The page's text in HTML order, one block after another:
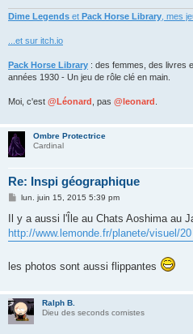
Dime Legends et Pack Horse Library , mes
...et sur itch.io
Pack Horse Library : des femmes, des livres
années 1930 - Un jeu de rôle clé en main.
Moi, c'est @Léonard , pas @leonard
Ombre Protectrice
Cardinal
Re: Inspi géographique
M
s
s
a
lun. juin 15, 2015 5:39 pm
Il y a aussi l'Île au Chats Aoshima au
http://www.lemonde.fr/planete/visuel/
les photos sont aussi flippantes
Ralph B.
Dieu des seconds cornistes